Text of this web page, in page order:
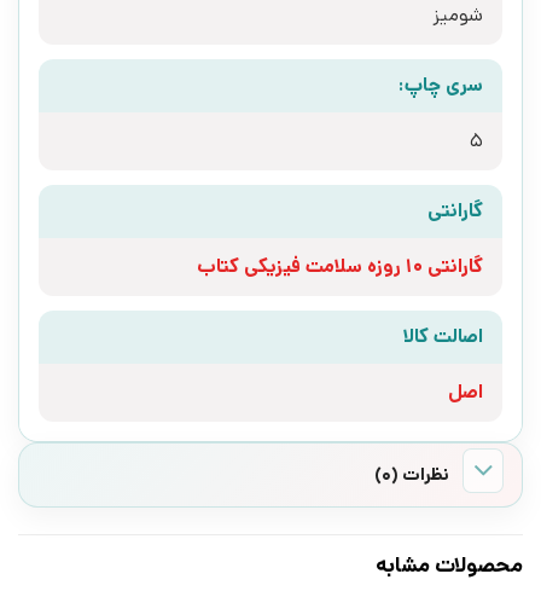
شومیز
سری چاپ:
5
گارانتی
گارانتی 10 روزه سلامت فیزیکی کتاب
اصالت کالا
اصل
نظرات (0)
محصولات مشابه